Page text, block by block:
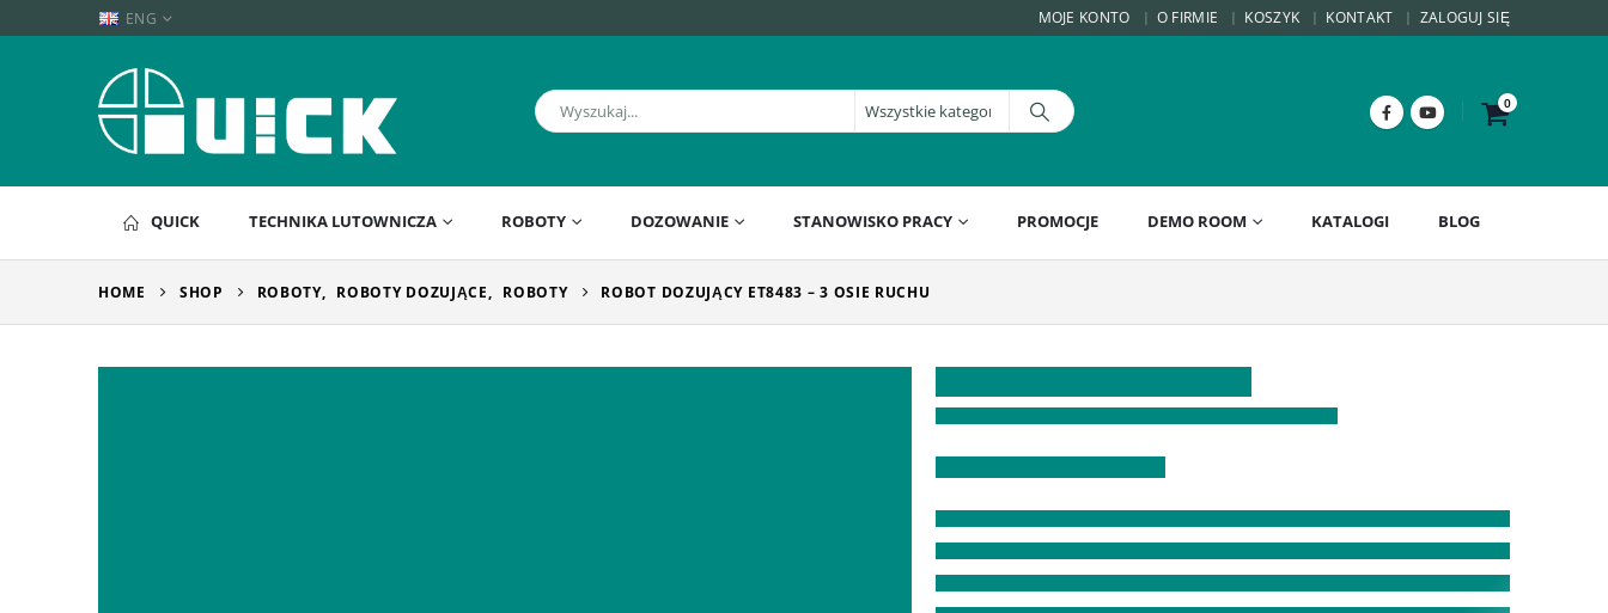
ENG MOJE KONTO O FIRMIE KOSZYK KONTAKT ZALOGUJ SIĘ
0
QUICK TECHNIKA LUTOWNICZA ROBOTY DOZOWANIE STANOWISKO PRACY PROMOCJE DEMO ROOM KATALOGI BLOG
HOME SHOP ROBOTY, ROBOTY DOZUJĄCE, ROBOTY ROBOT DOZUJĄCY ET8483 – 3 OSIE RUCHU